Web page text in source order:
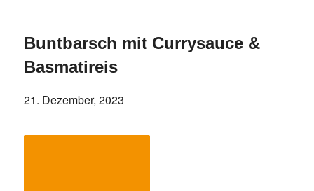
Buntbarsch mit Currysauce &
Basmatireis
21. Dezember, 2023